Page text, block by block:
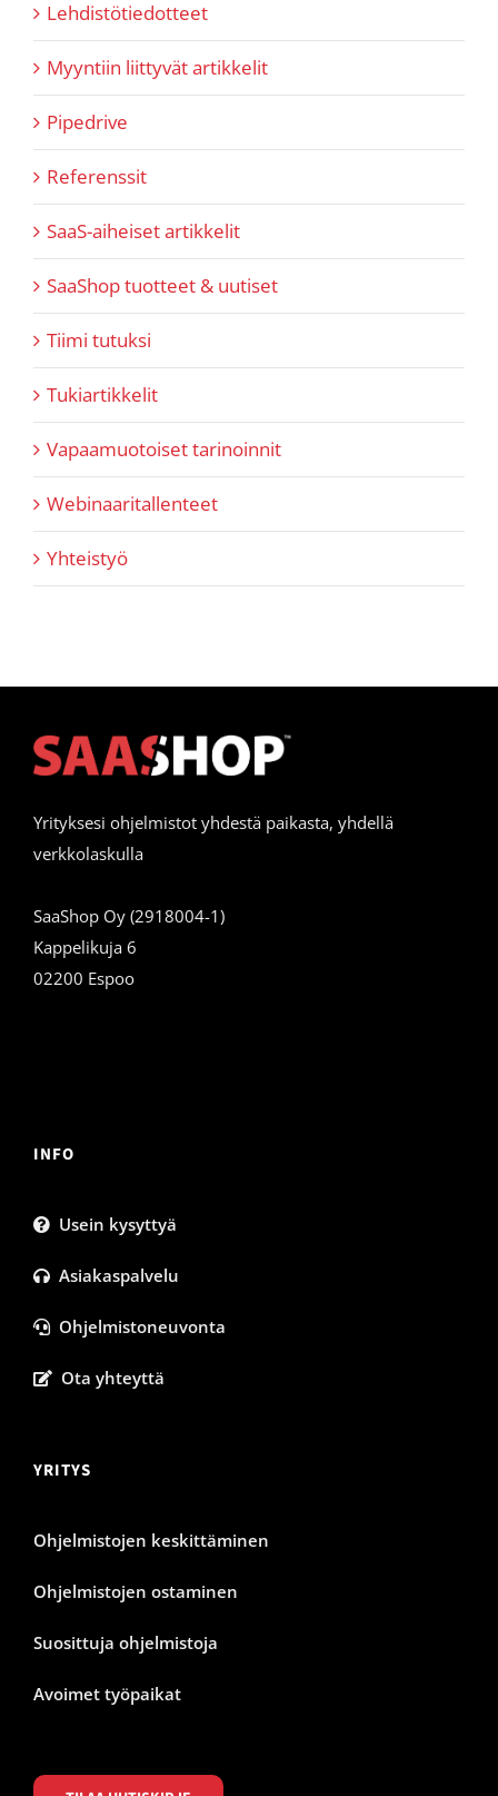
Lehdistötiedotteet
Myyntiin liittyvät artikkelit
Pipedrive
Referenssit
SaaS-aiheiset artikkelit
SaaShop tuotteet & uutiset
Tiimi tutuksi
Tukiartikkelit
Vapaamuotoiset tarinoinnit
Webinaaritallenteet
Yhteistyö
Yrityksesi ohjelmistot yhdestä paikasta, yhdellä
verkkolaskulla
SaaShop Oy (2918004-1)
Kappelikuja 6
02200 Espoo
INFO
Usein kysyttyä
Asiakaspalvelu
Ohjelmistoneuvonta
Ota yhteyttä
YRITYS
Ohjelmistojen keskittäminen
Ohjelmistojen ostaminen
Suosittuja ohjelmistoja
Avoimet työpaikat